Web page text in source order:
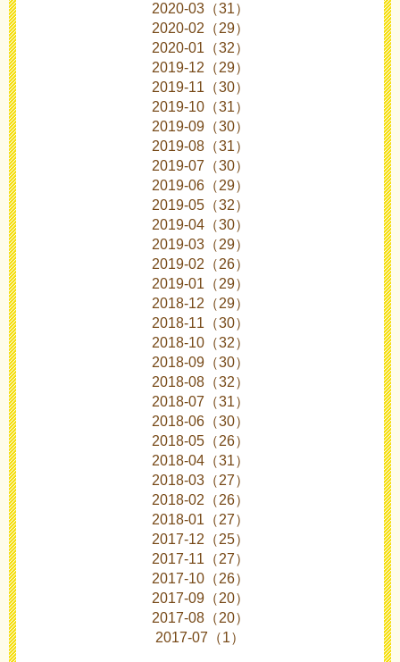
2020-03（31）
2020-02（29）
2020-01（32）
2019-12（29）
2019-11（30）
2019-10（31）
2019-09（30）
2019-08（31）
2019-07（30）
2019-06（29）
2019-05（32）
2019-04（30）
2019-03（29）
2019-02（26）
2019-01（29）
2018-12（29）
2018-11（30）
2018-10（32）
2018-09（30）
2018-08（32）
2018-07（31）
2018-06（30）
2018-05（26）
2018-04（31）
2018-03（27）
2018-02（26）
2018-01（27）
2017-12（25）
2017-11（27）
2017-10（26）
2017-09（20）
2017-08（20）
2017-07（1）